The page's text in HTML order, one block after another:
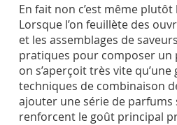
En fait non c’est même plutôt
Lorsque l’on feuillète des
et les assemblages de
pratiques pour composer un
on s’aperçoit très vite
techniques de combinaison
ajouter une série de parfums
renforcent le goût principal